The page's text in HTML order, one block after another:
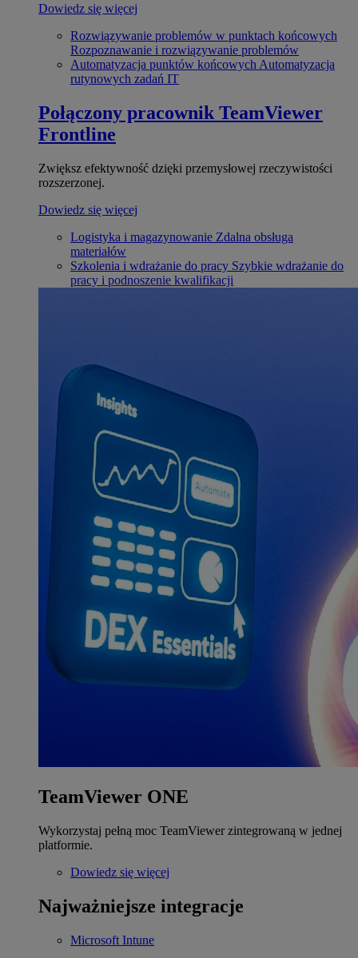
Dowiedz się więcej
Rozwiązywanie problemów w punktach końcowych
Rozpoznawanie i rozwiązywanie problemów
Automatyzacja punktów końcowych Automatyzacja
rutynowych zadań IT
Połączony pracownik TeamViewer
Frontline
Zwiększ efektywność dzięki przemysłowej rzeczywistości
rozszerzonej.
Dowiedz się więcej
Logistyka i magazynowanie Zdalna obsługa
materiałów
Szkolenia i wdrażanie do pracy Szybkie wdrażanie do
pracy i podnoszenie kwalifikacji
TeamViewer ONE
Wykorzystaj pełną moc TeamViewer zintegrowaną w jednej
platformie.
Dowiedz się więcej
Najważniejsze integracje
Microsoft Intune